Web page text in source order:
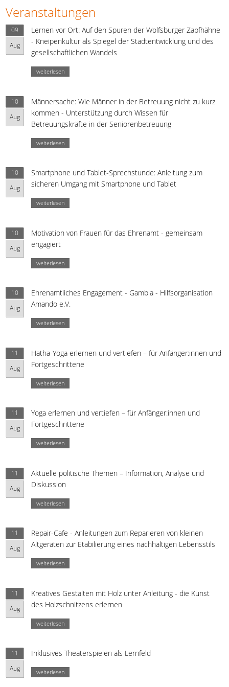
Veranstaltungen
09
Aug
Lernen vor Ort: Auf den Spuren der Wolfsburger Zapfhähne
- Kneipenkultur als Spiegel der Stadtentwicklung und des
gesellschaftlichen Wandels
weiterlesen
10
Aug
Männersache: Wie Männer in der Betreuung nicht zu kurz
kommen - Unterstützung durch Wissen für
Betreuungskräfte in der Seniorenbetreuung
weiterlesen
10
Aug
Smartphone und Tablet-Sprechstunde: Anleitung zum
sicheren Umgang mit Smartphone und Tablet
weiterlesen
10
Aug
Motivation von Frauen für das Ehrenamt - gemeinsam
engagiert
weiterlesen
10
Aug
Ehrenamtliches Engagement - Gambia - Hilfsorganisation
Amando e.V.
weiterlesen
11
Aug
Hatha-Yoga erlernen und vertiefen – für Anfänger:innen und
Fortgeschrittene
weiterlesen
11
Aug
Yoga erlernen und vertiefen – für Anfänger:innen und
Fortgeschrittene
weiterlesen
11
Aug
Aktuelle politische Themen – Information, Analyse und
Diskussion
weiterlesen
11
Aug
Repair-Cafe - Anleitungen zum Reparieren von kleinen
Altgeräten zur Etabilierung eines nachhaltigen Lebensstils
weiterlesen
11
Aug
Kreatives Gestalten mit Holz unter Anleitung - die Kunst
des Holzschnitzens erlernen
weiterlesen
11
Aug
Inklusives Theaterspielen als Lernfeld
weiterlesen